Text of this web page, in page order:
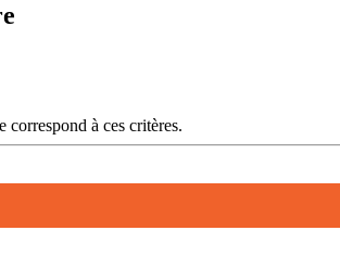
correspond à ces critères.